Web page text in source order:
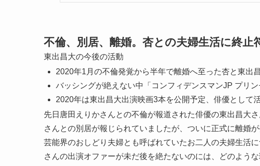
不倫、別居、離婚。杏との夫婦生活に終止
東出昌大の今後の活動
2020年1月の不倫発覚から半年で離婚へ至った杏と東出
バッシングが絶えない中「コンフィデンスマンJP プリ
2020年は東出昌大出演映画3本を公開予定、俳優として
先日唐田えりかさんとの不倫が報道された俳優の東出昌大
さんとの別居が報じられていましたが、ついに正式に離婚が
芸能界のおしどり夫婦とも呼ばれていたお二人の夫婦生活
さんの出演オファーが未だ後を絶たないのには、どのよう